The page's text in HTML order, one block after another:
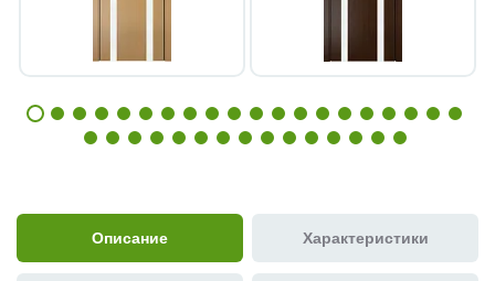
Описание Характеристики